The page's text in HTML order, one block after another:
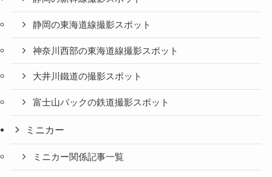
静岡の東海道線撮影スポット
神奈川西部の東海道線撮影スポット
大井川鐵道の撮影スポット
富士山バックの鉄道撮影スポット
ミニカー
ミニカー関係記事一覧